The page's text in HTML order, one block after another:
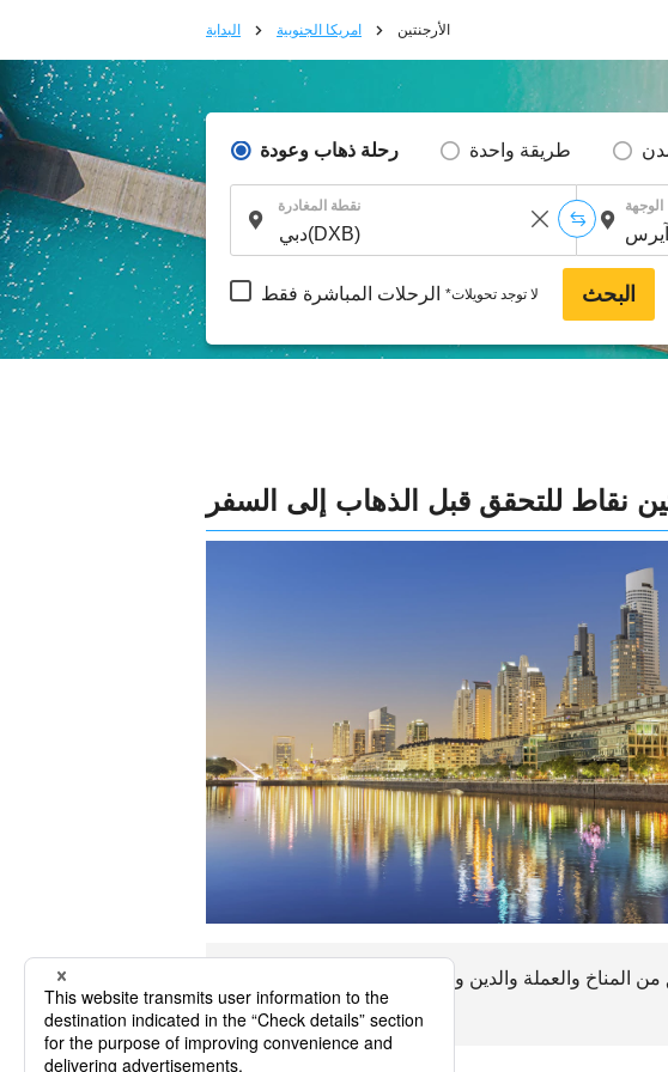
البداية امريكا الجنوبية الأرجنتين
رحلة ذهاب وعودة طريقة واحدة
نقطة المغادرة الوجهة
الرحلات المباشرة فقط *لا توجد تحويلات البحث
نقاط للتحقق قبل الذهاب إلى السفر
والعملة والدين والأخلاق وما إلى ذلك. الأرجنتين
لنستمتع بالرحلة.